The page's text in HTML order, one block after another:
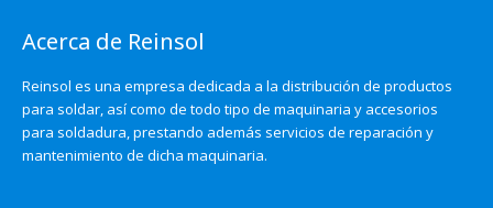
Acerca de Reinsol
Reinsol es una empresa dedicada a la distribución de productos
para soldar, así como de todo tipo de maquinaria y accesorios
para soldadura, prestando además servicios de reparación y
mantenimiento de dicha maquinaria.